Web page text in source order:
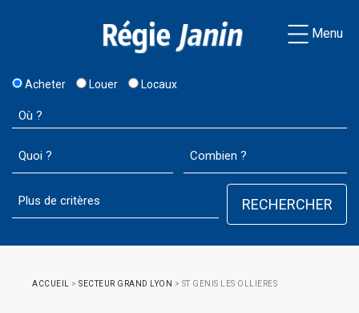
Menu
Acheter Louer Locaux
ACCUEIL > SECTEUR GRAND LYON > ST GENIS LES OLLIERES